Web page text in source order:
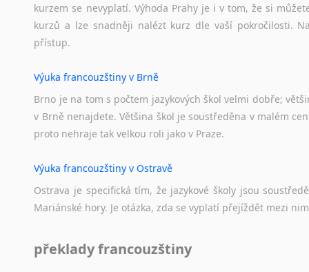
kurzem se nevyplatí. Výhoda Prahy je i v tom, že si
kurzů a lze snadněji nalézt kurz dle vaší pokročilosti.
přístup.
Výuka francouzštiny v Brně
Brno je na tom s počtem jazykových škol velmi dobře;
v Brně nenajdete. Většina škol je soustředěna v malém
proto nehraje tak velkou roli jako v Praze.
Výuka francouzštiny v Ostravě
Ostrava je specifická tím, že jazykové školy jsou
Mariánské hory. Je otázka, zda se vyplatí přejíždět mezi
překlady francouzštiny